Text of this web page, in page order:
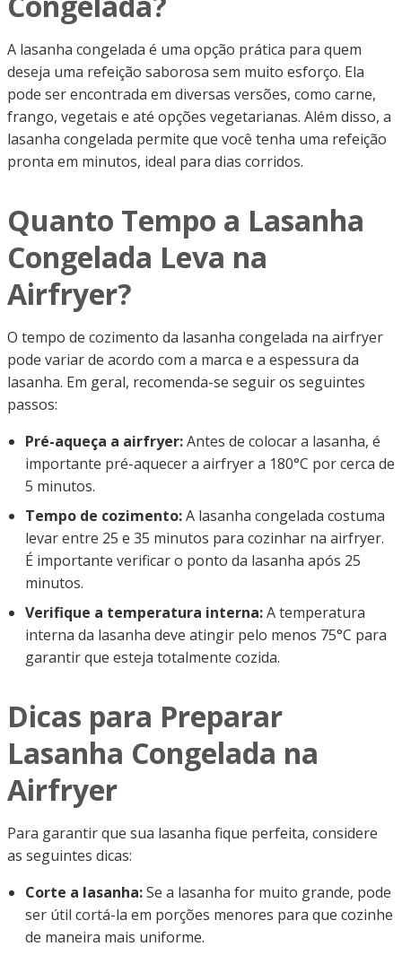
A lasanha congelada é uma opção prática para quem
deseja uma refeição saborosa sem muito esforço. Ela
pode ser encontrada em diversas versões, como carne,
frango, vegetais e até opções vegetarianas. Além disso, a
lasanha congelada permite que você tenha uma refeição
pronta em minutos, ideal para dias corridos.
Quanto Tempo a Lasanha
Congelada Leva na
Airfryer?
O tempo de cozimento da lasanha congelada na airfryer
pode variar de acordo com a marca e a espessura da
lasanha. Em geral, recomenda-se seguir os seguintes
passos:
Pré-aqueça a airfryer:Antes de colocar a lasanha, é
importante pré-aquecer a airfryer a 180°C por cerca de
5 minutos.
Tempo de cozimento:A lasanha congelada costuma
levar entre 25 e 35 minutos para cozinhar na airfryer.
É importante verificar o ponto da lasanha após 25
minutos.
Verifique a temperatura interna:A temperatura
interna da lasanha deve atingir pelo menos 75°C para
garantir que esteja totalmente cozida.
Dicas para Preparar
Lasanha Congelada na
Airfryer
Para garantir que sua lasanha fique perfeita, considere
as seguintes dicas:
Corte a lasanha:Se a lasanha for muito grande, pode
ser útil cortá-la em porções menores para que cozinhe
de maneira mais uniforme.